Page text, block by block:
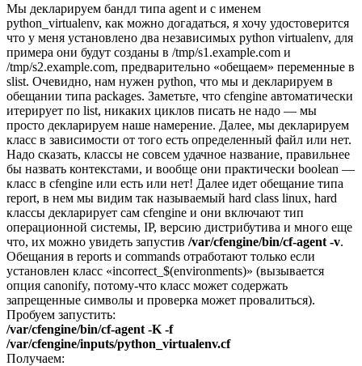
Мы декларируем бандл типа agent и с именем
python_virtualenv, как можно догадаться, я хочу удостоверится
что у меня установлено два независимых python virtualenv, для
примера они будут созданы в /tmp/s1.example.com и
/tmp/s2.example.com, предварительно «обещаем» переменные в
slist. Очевидно, нам нужен python, что мы и декларируем в
обещании типа packages. Заметьте, что cfengine автоматически
итерирует по list, никаких циклов писать не надо — мы
просто декларируем наше намерение. Далее, мы декларируем
класс в зависимости от того есть определенный файл или нет.
Надо сказать, классы не совсем удачное название, правильнее
бы назвать контекстами, и вообще они практически boolean —
класс в cfengine или есть или нет! Далее идет обещание типа
report, в нем мы видим так называемый hard class linux, hard
классы декларирует сам cfengine и они включают тип
операционной системы, IP, версию дистрибутива и много еще
что, их можно увидеть запустив /var/cfengine/bin/cf-agent -v.
Обещания в reports и commands отработают только если
установлен класс «incorrect_$(environments)» (вызывается
опция canonify, потому-что класс может содержать
запрещенные символы и проверка может провалиться).
Пробуем запустить:
/var/cfengine/bin/cf-agent -K -f
/var/cfengine/inputs/python_virtualenv.cf
Получаем: